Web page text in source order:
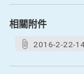
相關附件
2016-2-22-